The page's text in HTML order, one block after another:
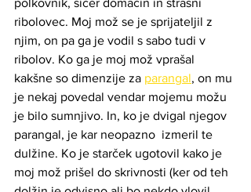
polkovnik, sicer domačin in strasni
ribolovec. Moj mož se je sprijateljil z
njim, on pa ga je vodil s sabo tudi v
ribolov. Ko ga je moj mož vprašal
kakšne so dimenzije za parangal, on mu
je nekaj povedal vendar mojemu možu
je bilo sumnjivo. In, ko je dvigal njegov
parangal, je kar neopazno  izmeril te
dulžine. Ko je starček ugotovil kako je
moj mož prišel do skrivnosti (ker od teh